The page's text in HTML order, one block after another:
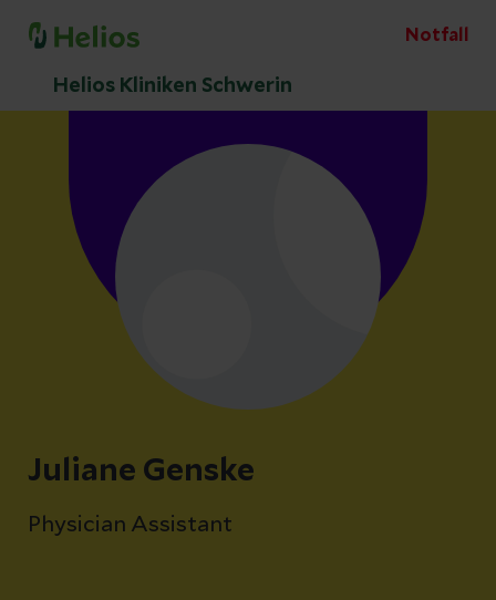
Notfall
Helios Kliniken Schwerin
Juliane Genske
Physician Assistant